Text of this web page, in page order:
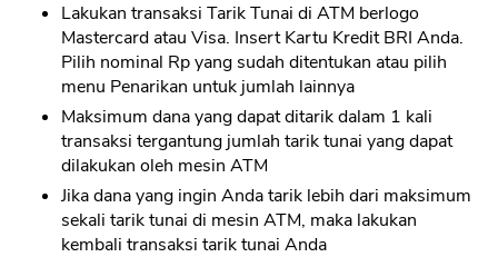
Lakukan transaksi Tarik Tunai di ATM berlogo
Mastercard atau Visa. Insert Kartu Kredit BRI Anda.
Pilih nominal Rp yang sudah ditentukan atau pilih
menu Penarikan untuk jumlah lainnya
Maksimum dana yang dapat ditarik dalam 1 kali
transaksi tergantung jumlah tarik tunai yang dapat
dilakukan oleh mesin ATM
Jika dana yang ingin Anda tarik lebih dari maksimum
sekali tarik tunai di mesin ATM, maka lakukan
kembali transaksi tarik tunai Anda